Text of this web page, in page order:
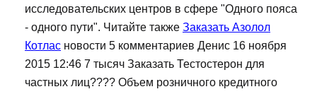
исследовательских центров в сфере "Одного пояса
- одного пути". Читайте также Заказать Азолол
Котлас новости 5 комментариев Денис 16 ноября
2015 12:46 7 тысяч Заказать Тестостерон для
частных лиц???? Объем розничного кредитного